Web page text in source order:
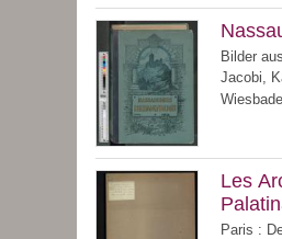
Bilder
Jacobi,
Les
Paris :